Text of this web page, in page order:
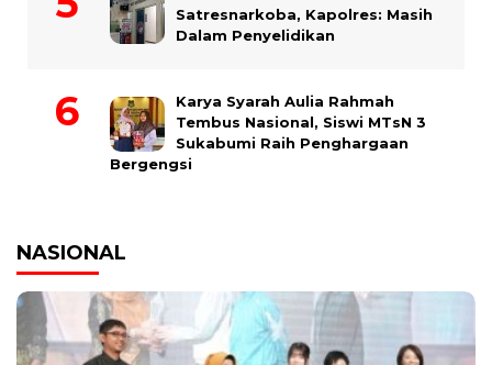
Satresnarkoba, Kapolres: Masih
Dalam Penyelidikan
Karya Syarah Aulia Rahmah
Tembus Nasional, Siswi MTsN 3
Sukabumi Raih Penghargaan
Bergengsi
NASIONAL